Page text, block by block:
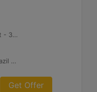
2360 1.300 dev/dk.da lb-ft - 3200 1.300 dev/dk.da Nm
UN ECE R96 Stage IIIA, Brazil Mar-1, Yönetmelik Bulunmayan Bölge
Get Offer